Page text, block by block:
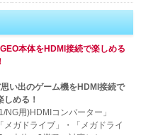
本体をHDMI接続で楽しめる
い出のゲーム機をHDMI接続で
める！
NG用)HDMIコンバーター」
メガドライブ」・「メガドライ